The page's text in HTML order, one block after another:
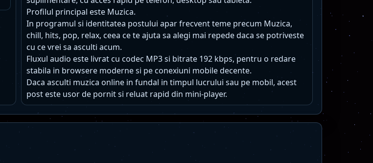
Profilul principal este Muzica.
In programul si identitatea postului apar frecvent teme precum Muzica,
chill, hits, pop, relax, ceea ce te ajuta sa alegi mai repede daca se potriveste
cu ce vrei sa asculti acum.
Fluxul audio este livrat cu codec MP3 si bitrate 192 kbps, pentru o redare
stabila in browsere moderne si pe conexiuni mobile decente.
Daca asculti muzica online in fundal in timpul lucrului sau pe mobil, acest
post este usor de pornit si reluat rapid din mini-player.